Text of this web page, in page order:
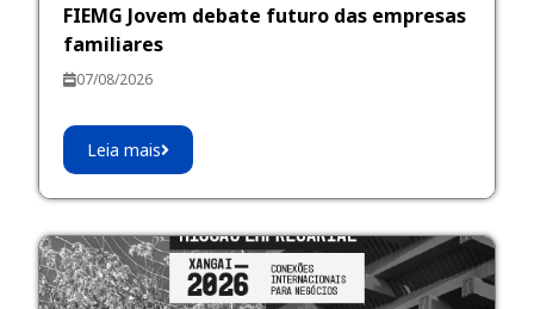
FIEMG Jovem debate futuro das empresas
familiares
07/08/2026
Leia mais